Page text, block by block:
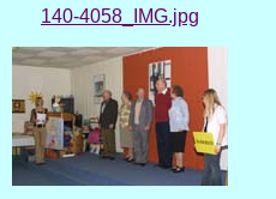
140-4058_IMG.jpg